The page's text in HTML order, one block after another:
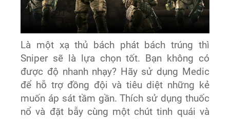
Là một xạ thủ bách phát bách trúng thì
Sniper sẽ là lựa chọn tốt. Bạn không có
được độ nhanh nhạy? Hãy sử dụng Medic
để hỗ trợ đồng đội và tiêu diệt những kẻ
muốn áp sát tầm gần. Thích sử dụng thuốc
nổ và đặt bẫy cùng một chút tinh quái và